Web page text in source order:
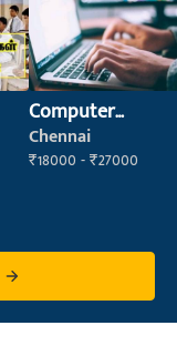
Computer
Operator
Chennai
₹18000 - ₹27000